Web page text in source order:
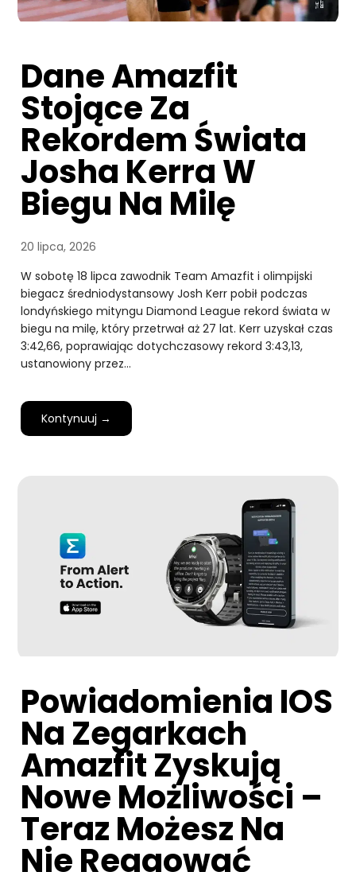
Dane Amazfit
Stojące Za
Rekordem Świata
Josha Kerra W
Biegu Na Milę
20 lipca, 2026
W sobotę 18 lipca zawodnik Team Amazfit i olimpijski
biegacz średniodystansowy Josh Kerr pobił podczas
londyńskiego mityngu Diamond League rekord świata w
biegu na milę, który przetrwał aż 27 lat. Kerr uzyskał czas
3:42,66, poprawiając dotychczasowy rekord 3:43,13,
ustanowiony przez…
Kontynuuj →
Powiadomienia IOS
Na Zegarkach
Amazfit Zyskują
Nowe Możliwości –
Teraz Możesz Na
Nie Reagować